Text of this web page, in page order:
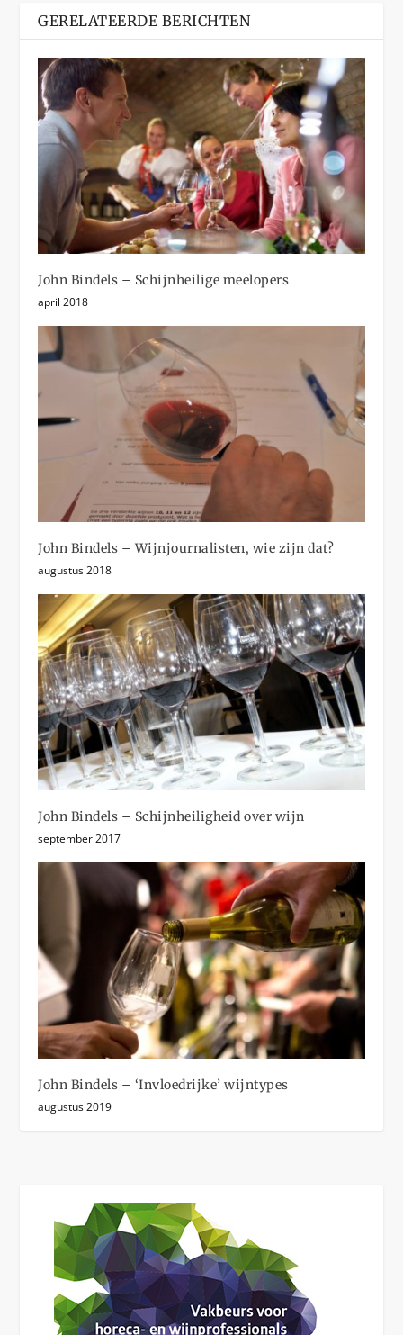
GERELATEERDE BERICHTEN
John Bindels – Schijnheilige meelopers
april 2018
John Bindels – Wijnjournalisten, wie zijn dat?
augustus 2018
John Bindels – Schijnheiligheid over wijn
september 2017
John Bindels – ‘Invloedrijke’ wijntypes
augustus 2019